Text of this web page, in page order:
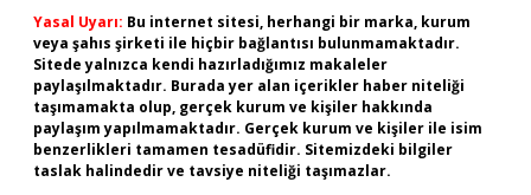
Yasal Uyarı: Bu internet sitesi, herhangi bir marka, kurum
veya şahıs şirketi ile hiçbir bağlantısı bulunmamaktadır.
Sitede yalnızca kendi hazırladığımız makaleler
paylaşılmaktadır. Burada yer alan içerikler haber niteliği
taşımamakta olup, gerçek kurum ve kişiler hakkında
paylaşım yapılmamaktadır. Gerçek kurum ve kişiler ile isim
benzerlikleri tamamen tesadüfidir. Sitemizdeki bilgiler
taslak halindedir ve tavsiye niteliği taşımazlar.